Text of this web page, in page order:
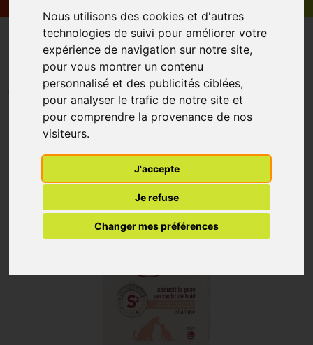
Nous utilisons des cookies et d'autres
technologies de suivi pour améliorer votre
expérience de navigation sur notre site,
pour vous montrer un contenu
personnalisé et des publicités ciblées,
pour analyser le trafic de notre site et
pour comprendre la provenance de nos
visiteurs.
J'accepte
Je refuse
Changer mes préférences
Douxo S3 Calm Shampooing
200ml
DOUXO